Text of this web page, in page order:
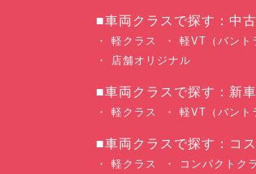
■車両クラスで探す：中
軽クラス 軽VT（バント
店舗オリジナル
■車両クラスで探す：新
軽クラス 軽VT（バント
■車両クラスで探す：コ
軽クラス コンパクトク